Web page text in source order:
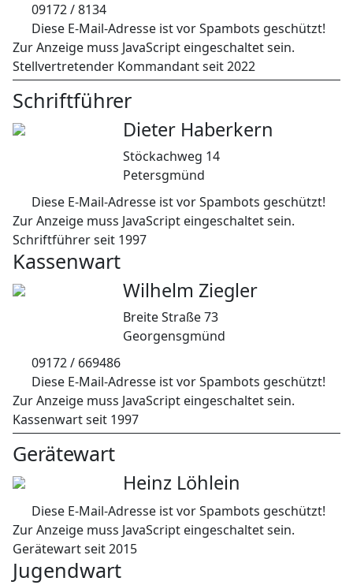
09172 / 8134
Diese E-Mail-Adresse ist vor Spambots geschützt!
Zur Anzeige muss JavaScript eingeschaltet sein.
Stellvertretender Kommandant seit 2022
Schriftführer
Dieter Haberkern
Stöckachweg 14
Petersgmünd
Diese E-Mail-Adresse ist vor Spambots geschützt!
Zur Anzeige muss JavaScript eingeschaltet sein.
Schriftführer seit 1997
Kassenwart
Wilhelm Ziegler
Breite Straße 73
Georgensgmünd
09172 / 669486
Diese E-Mail-Adresse ist vor Spambots geschützt!
Zur Anzeige muss JavaScript eingeschaltet sein.
Kassenwart seit 1997
Gerätewart
Heinz Löhlein
Diese E-Mail-Adresse ist vor Spambots geschützt!
Zur Anzeige muss JavaScript eingeschaltet sein.
Gerätewart seit 2015
Jugendwart